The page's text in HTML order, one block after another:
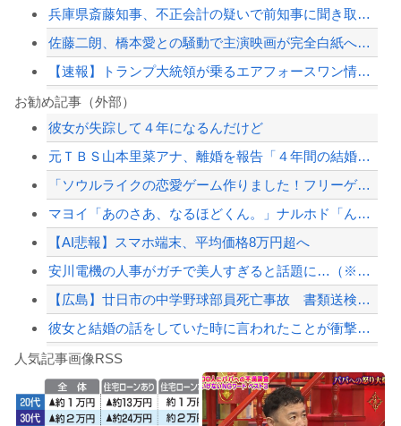
兵庫県斎藤知事、不正会計の疑いで前知事に聞き取り調査へ
佐藤二朗、橋本愛との騒動で主演映画が完全白紙へｗｗｗｗｗ
【速報】トランプ大統領が乗るエアフォースワン情報漏洩事件、流出元はバイデン政権の...
【阪神】京セラDの観客が一斉に帰路につく寂しい光景 ８回代打立石正広が満塁で見逃...
PTA会長「PTA参加拒否した親へ最終警告。こうなってもいい？」
【配信者】「金バエ」のSNS更新が1週間途絶え、様々な憶測が飛び交う。1週間ぶり...
Powered by livedoor 相互RSS
お勧め記事（外部）
彼女が失踪して４年になるんだけど
元ＴＢＳ山本里菜アナ、離婚を報告「４年間の結婚生活は宝物」・・・ヤフコメ民「宝...
「ソウルライクの恋愛ゲーム作りました！フリーゲームです」→女の子と会話して「弱攻...
マヨイ「あのさあ、なるほどくん。」ナルホド「ん？どうしたの。」
【AI悲報】スマホ端末、平均価格8万円超へ
安川電機の人事がガチで美人すぎると話題に…（※画像あり）
【広島】廿日市の中学野球部員死亡事故 書類送検の医師、別人のCT画像で診察した疑...
彼女と結婚の話をしていた時に言われたことが衝撃だった
【疑問】葬式←まぁわかる 四十九日←いらねぇだろ
【動画】タイのティパンコーン王子が日本人女性とデートか？
8/4のニュース
人気記事画像RSS